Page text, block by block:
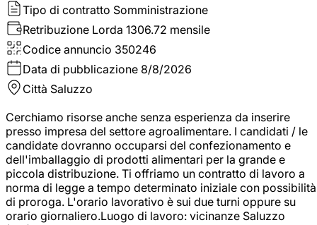
Tipo di contratto Somministrazione
Retribuzione Lorda 1306.72 mensile
Codice annuncio 350246
Data di pubblicazione 8/8/2026
Città Saluzzo
Cerchiamo risorse anche senza esperienza da inserire
presso impresa del settore agroalimentare. I candidati / le
candidate dovranno occuparsi del confezionamento e
dell'imballaggio di prodotti alimentari per la grande e
piccola distribuzione. Ti offriamo un contratto di lavoro a
norma di legge a tempo determinato iniziale con possibilità
di proroga. L'orario lavorativo è sui due turni oppure su
orario giornaliero.Luogo di lavoro: vicinanze Saluzzo